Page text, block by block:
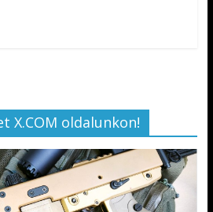
X.COM oldalunkon!